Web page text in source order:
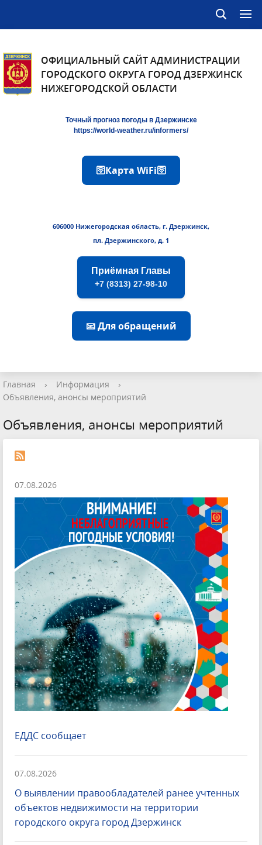
ОФИЦИАЛЬНЫЙ САЙТ АДМИНИСТРАЦИИ
ГОРОДСКОГО ОКРУГА ГОРОД ДЗЕРЖИНСК
НИЖЕГОРОДСКОЙ ОБЛАСТИ
Точный прогноз погоды в Дзержинске
https://world-weather.ru/informers/
🛜Карта WiFi🛜
606000 Нижегородская область, г. Дзержинск,
пл. Дзержинского, д. 1
Приёмная Главы
+7 (8313) 27-98-10
📧 Для обращений
Главная › Информация
›
Объявления, анонсы мероприятий
Объявления, анонсы мероприятий
07.08.2026
ЕДДС сообщает
07.08.2026
О выявлении правообладателей ранее учтенных
объектов недвижимости на территории
городского округа город Дзержинск